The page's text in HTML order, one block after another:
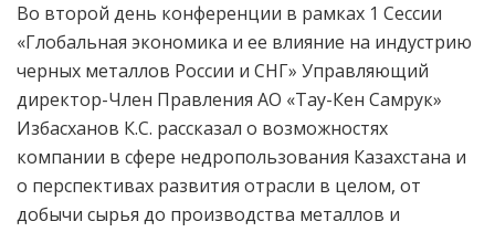
Во второй день конференции в рамках 1 Сессии
«Глобальная экономика и ее влияние на индустрию
черных металлов России и СНГ» Управляющий
директор-Член Правления АО «Тау-Кен Самрук»
Избасханов К.С. рассказал о возможностях
компании в сфере недропользования Казахстана и
о перспективах развития отрасли в целом, от
добычи сырья до производства металлов и